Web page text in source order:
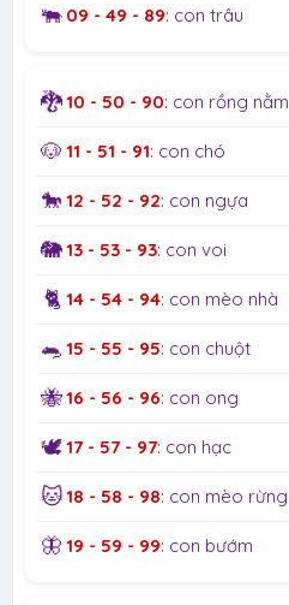
🐃 09 - 49 - 89: con trâu
🐉10 - 50 - 90: con rồng nằm
🐶 11 - 51 - 91: con chó
🐎 12 - 52 - 92: con ngựa
🐘13 - 53 - 93: con voi
🐈 14 - 54 - 94: con mèo nhà
🐀 15 - 55 - 95: con chuột
🐝16 - 56 - 96: con ong
🕊️17 - 57 - 97: con hạc
🐱18 - 58 - 98: con mèo rừng
🦋 19 - 59 - 99: con bướm